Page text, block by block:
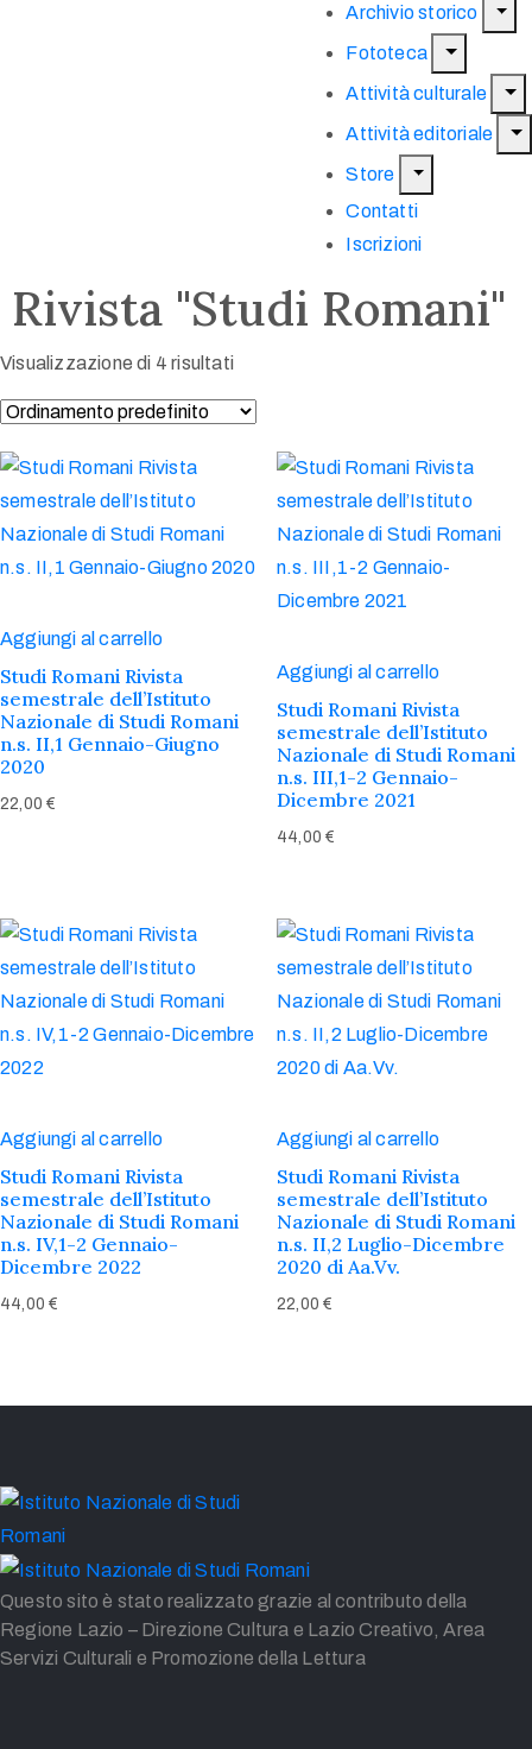
Archivio storico
Fototeca
Attività culturale
Attività editoriale
Store
Contatti
Iscrizioni
Rivista "Studi Romani"
Visualizzazione di 4 risultati
Aggiungi al carrello
Studi Romani Rivista
semestrale dell’Istituto
Nazionale di Studi Romani
n.s. II,1 Gennaio-Giugno
2020
22,00€
Aggiungi al carrello
Studi Romani Rivista
semestrale dell’Istituto
Nazionale di Studi Romani
n.s. III,1-2 Gennaio-
Dicembre 2021
44,00€
Aggiungi al carrello
Studi Romani Rivista
semestrale dell’Istituto
Nazionale di Studi Romani
n.s. IV,1-2 Gennaio-
Dicembre 2022
44,00€
Aggiungi al carrello
Studi Romani Rivista
semestrale dell’Istituto
Nazionale di Studi Romani
n.s. II,2 Luglio-Dicembre
2020 di Aa.Vv.
22,00€
Questo sito è stato realizzato grazie al contributo della
Regione Lazio – Direzione Cultura e Lazio Creativo, Area
Servizi Culturali e Promozione della Lettura